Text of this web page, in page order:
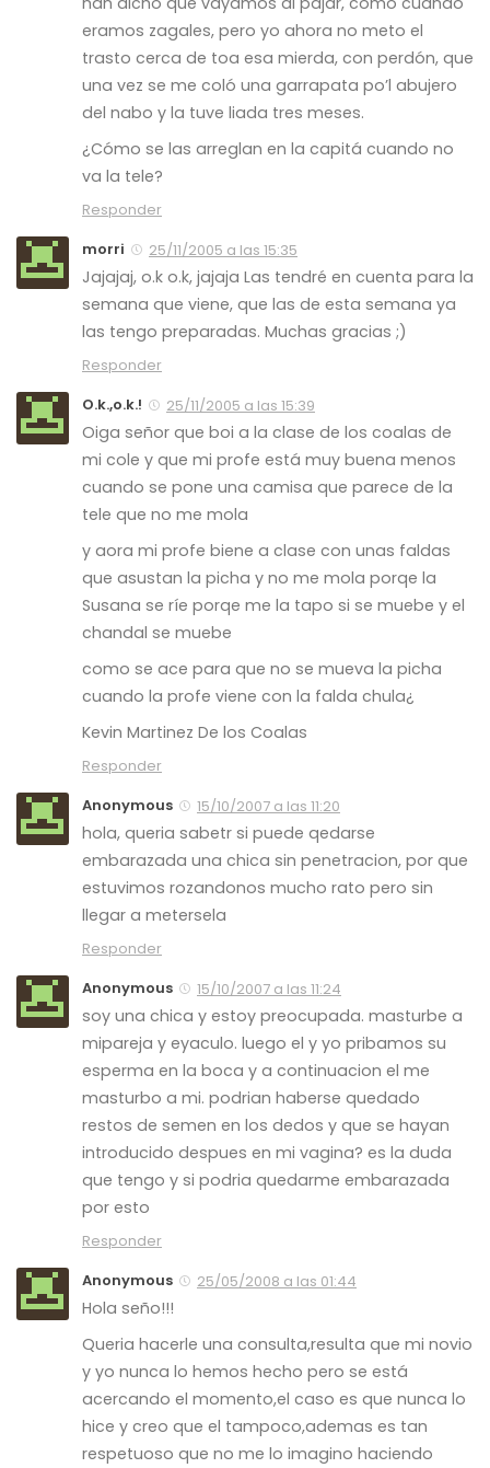
eramos zagales, pero yo ahora no meto el
trasto cerca de toa esa mierda, con perdón, que
una vez se me coló una garrapata po’l abujero
del nabo y la tuve liada tres meses.
¿Cómo se las arreglan en la capitá cuando no
va la tele?
Responder
morri
25/11/2005 a las 15:35
Jajajaj, o.k o.k, jajaja Las tendré en cuenta para la
semana que viene, que las de esta semana ya
las tengo preparadas. Muchas gracias ;)
Responder
O.k.,o.k.!
25/11/2005 a las 15:39
Oiga señor que boi a la clase de los coalas de
mi cole y que mi profe está muy buena menos
cuando se pone una camisa que parece de la
tele que no me mola
y aora mi profe biene a clase con unas faldas
que asustan la picha y no me mola porqe la
Susana se ríe porqe me la tapo si se muebe y el
chandal se muebe
como se ace para que no se mueva la picha
cuando la profe viene con la falda chula¿
Kevin Martinez De los Coalas
Responder
Anonymous
15/10/2007 a las 11:20
hola, queria sabetr si puede qedarse
embarazada una chica sin penetracion, por que
estuvimos rozandonos mucho rato pero sin
llegar a metersela
Responder
Anonymous
15/10/2007 a las 11:24
soy una chica y estoy preocupada. masturbe a
mipareja y eyaculo. luego el y yo pribamos su
esperma en la boca y a continuacion el me
masturbo a mi. podrian haberse quedado
restos de semen en los dedos y que se hayan
introducido despues en mi vagina? es la duda
que tengo y si podria quedarme embarazada
por esto
Responder
Anonymous
25/05/2008 a las 01:44
Hola seño!!!
Queria hacerle una consulta,resulta que mi novio
y yo nunca lo hemos hecho pero se está
acercando el momento,el caso es que nunca lo
hice y creo que el tampoco,ademas es tan
respetuoso que no me lo imagino haciendo